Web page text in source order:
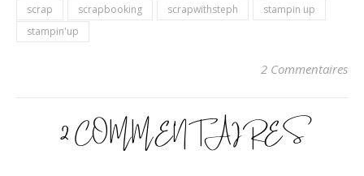
scrap
scrapbooking scrapwithsteph
stampin up
stampin'up
2 Commentaires
2 COMMENTAIRES